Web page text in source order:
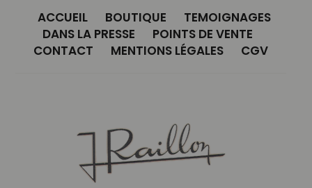
ACCUEIL BOUTIQUE
TEMOIGNAGES
DANS LA PRESSE
POINTS DE VENTE
CONTACT
MENTIONS LÉGALES CGV